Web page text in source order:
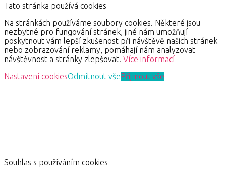
Tato stránka používá cookies
Na stránkách používáme soubory cookies. Některé jsou
nezbytné pro fungování stránek, jiné nám umožňují
poskytnout vám lepší zkušenost při návštěvě našich stránek
nebo zobrazování reklamy, pomáhají nám analyzovat
návštěvnost a stránky zlepšovat. Více informací
Nastavení cookiesOdmítnout všePřijmout vše
Souhlas s používáním cookies